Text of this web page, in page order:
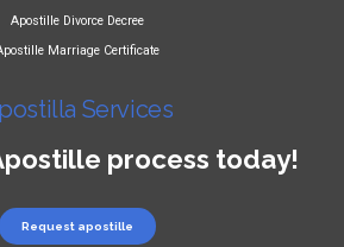
Apostille Divorce Decree
Marriage Certificate
Services
process today!
Request apostille